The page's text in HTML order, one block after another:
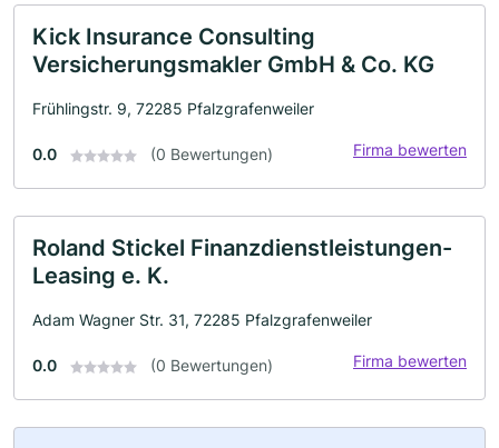
Kick Insurance Consulting
Versicherungsmakler GmbH & Co. KG
Frühlingstr. 9, 72285 Pfalzgrafenweiler
0.0 (0 Bewertungen) Firma bewerten
Roland Stickel Finanzdienstleistungen-
Leasing e. K.
Adam Wagner Str. 31, 72285 Pfalzgrafenweiler
0.0 (0 Bewertungen) Firma bewerten